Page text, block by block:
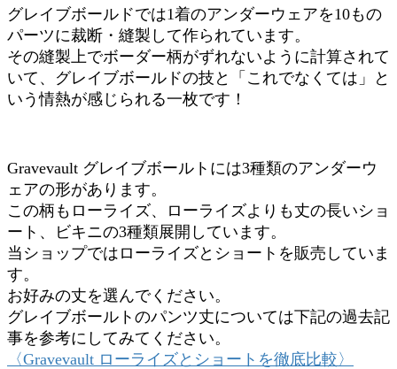
グレイブボールドでは1着のアンダーウェアを10もの
パーツに裁断・縫製して作られています。
その縫製上でボーダー柄がずれないように計算されて
いて、グレイブボールドの技と「これでなくては」と
いう情熱が感じられる一枚です！
Gravevault グレイブボールトには3種類のアンダーウ
ェアの形があります。
この柄もローライズ、ローライズよりも丈の長いショ
ート、ビキニの3種類展開しています。
当ショップではローライズとショートを販売していま
す。
お好みの丈を選んでください。
グレイブボールトのパンツ丈については下記の過去記
事を参考にしてみてください。
〈Gravevault ローライズとショートを徹底比較〉